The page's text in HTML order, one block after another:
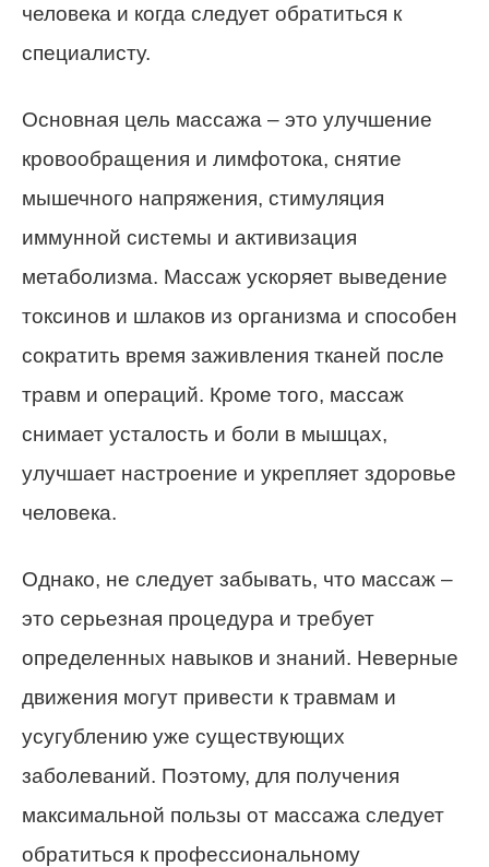
человека и когда следует обратиться к
специалисту.
Основная цель массажа – это улучшение
кровообращения и лимфотока, снятие
мышечного напряжения, стимуляция
иммунной системы и активизация
метаболизма. Массаж ускоряет выведение
токсинов и шлаков из организма и способен
сократить время заживления тканей после
травм и операций. Кроме того, массаж
снимает усталость и боли в мышцах,
улучшает настроение и укрепляет здоровье
человека.
Однако, не следует забывать, что массаж –
это серьезная процедура и требует
определенных навыков и знаний. Неверные
движения могут привести к травмам и
усугублению уже существующих
заболеваний. Поэтому, для получения
максимальной пользы от массажа следует
обратиться к профессиональному